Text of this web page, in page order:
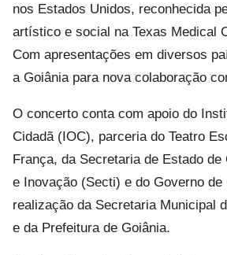
nos Estados Unidos, reconhecida
artístico e social na Texas Medical
Com apresentações em diversos
a Goiânia para nova colaboração
O concerto conta com apoio do
Cidadã (IOC), parceria do Teatro
França, da Secretaria de Estado de
e Inovação (Secti) e do Governo de
realização da Secretaria Municipal
e da Prefeitura de Goiânia.